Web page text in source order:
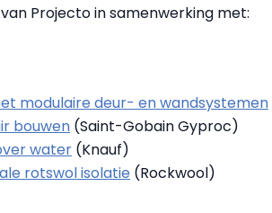
Projecto in samenwerking met:
modulaire deur- en wandsystemen
bouwen (Saint-Gobain Gyproc)
water (Knauf)
rotswol isolatie (Rockwool)